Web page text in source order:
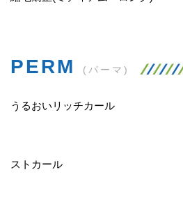
PERM (パーマ)
うるおいリッチカール
ストカール